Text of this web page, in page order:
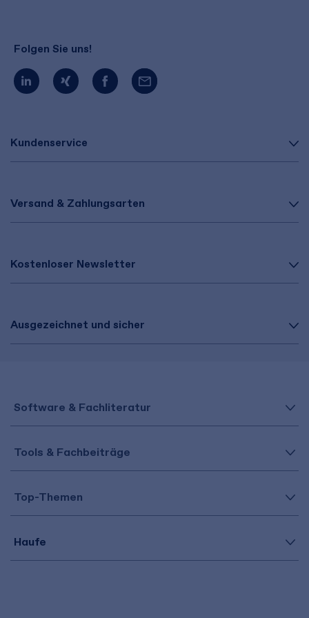
Kundenservice
Versand & Zahlungsarten
Kostenloser Newsletter
Ausgezeichnet und sicher
Folgen Sie uns!
Software & Fachliteratur
Tools & Fachbeiträge
Top-Themen
Haufe